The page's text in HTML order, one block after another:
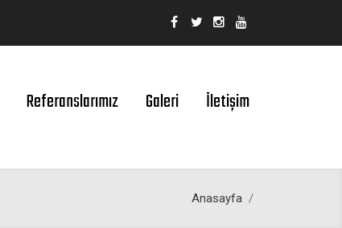
Referanslarımız Galeri İletişim
Anasayfa